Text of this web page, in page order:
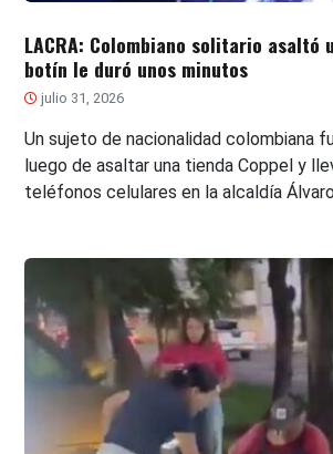
LACRA: Colombiano solitario asaltó
botín le duró unos minutos
julio 31, 2026
Un sujeto de nacionalidad colombiana
luego de asaltar una tienda Coppel y
teléfonos celulares en la alcaldía